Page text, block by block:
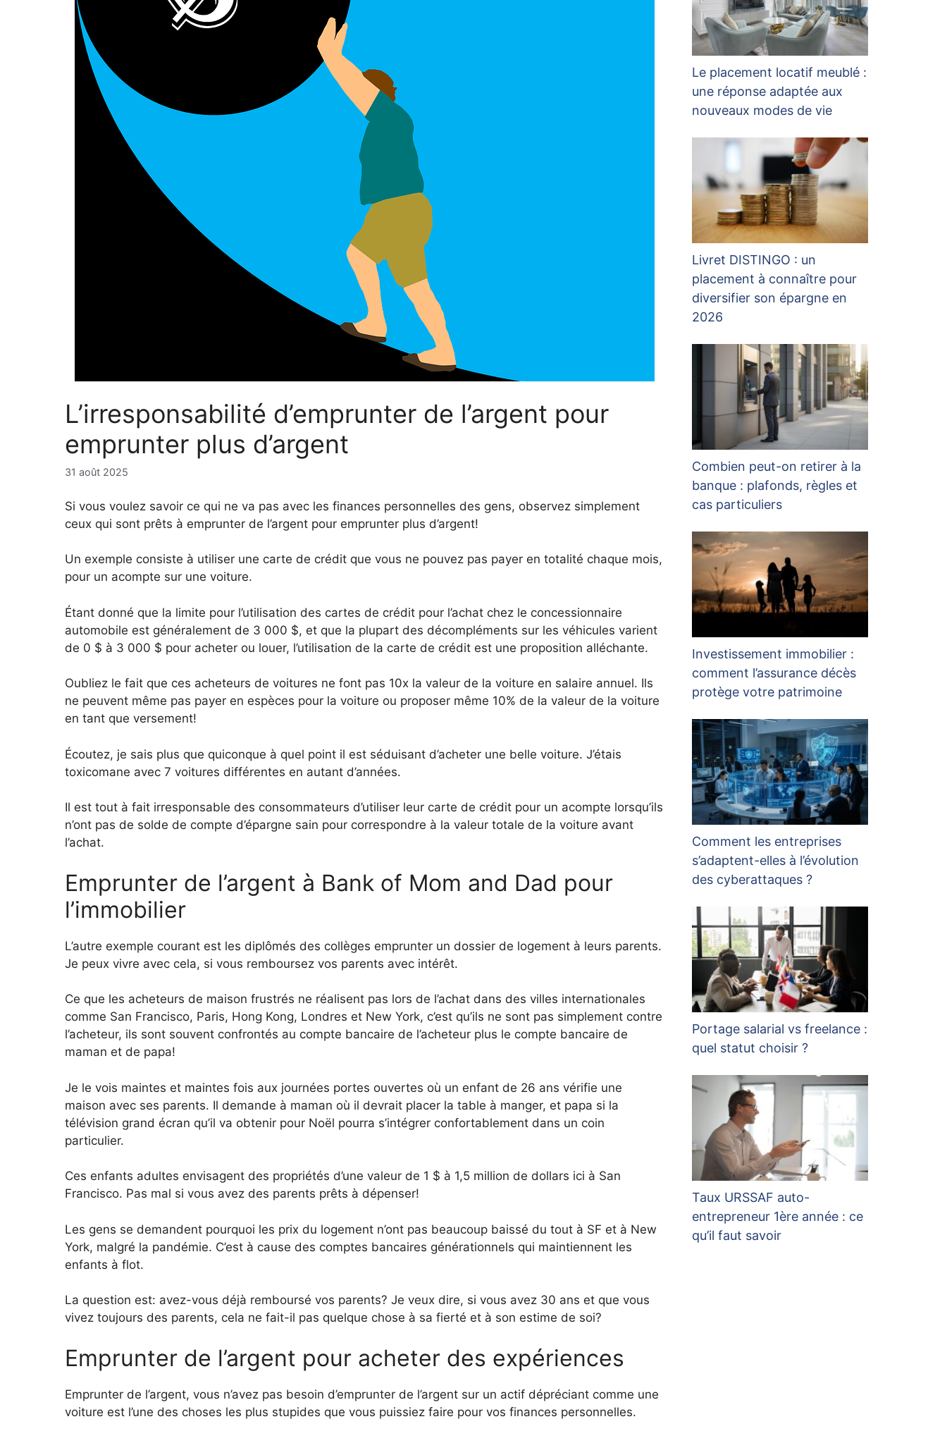
L’irresponsabilité d’emprunter de l’argent pour
emprunter plus d’argent
31 août 2025
Si vous voulez savoir ce qui ne va pas avec les finances personnelles des gens, observez simplement
ceux qui sont prêts à emprunter de l’argent pour emprunter plus d’argent!
Un exemple consiste à utiliser une carte de crédit que vous ne pouvez pas payer en totalité chaque mois,
pour un acompte sur une voiture.
Étant donné que la limite pour l’utilisation des cartes de crédit pour l’achat chez le concessionnaire
automobile est généralement de 3 000 $, et que la plupart des décompléments sur les véhicules varient
de 0 $ à 3 000 $ pour acheter ou louer, l’utilisation de la carte de crédit est une proposition alléchante.
Oubliez le fait que ces acheteurs de voitures ne font pas 10x la valeur de la voiture en salaire annuel. Ils
ne peuvent même pas payer en espèces pour la voiture ou proposer même 10% de la valeur de la voiture
en tant que versement!
Écoutez, je sais plus que quiconque à quel point il est séduisant d’acheter une belle voiture. J’étais
toxicomane avec 7 voitures différentes en autant d’années.
Il est tout à fait irresponsable des consommateurs d’utiliser leur carte de crédit pour un acompte lorsqu’ils
n’ont pas de solde de compte d’épargne sain pour correspondre à la valeur totale de la voiture avant
l’achat.
Emprunter de l’argent à Bank of Mom and Dad pour
l’immobilier
L’autre exemple courant est les diplômés des collèges emprunter un dossier de logement à leurs parents.
Je peux vivre avec cela, si vous remboursez vos parents avec intérêt.
Ce que les acheteurs de maison frustrés ne réalisent pas lors de l’achat dans des villes internationales
comme San Francisco, Paris, Hong Kong, Londres et New York, c’est qu’ils ne sont pas simplement contre
l’acheteur, ils sont souvent confrontés au compte bancaire de l’acheteur plus le compte bancaire de
maman et de papa!
Je le vois maintes et maintes fois aux journées portes ouvertes où un enfant de 26 ans vérifie une
maison avec ses parents. Il demande à maman où il devrait placer la table à manger, et papa si la
télévision grand écran qu’il va obtenir pour Noël pourra s’intégrer confortablement dans un coin
particulier.
Ces enfants adultes envisagent des propriétés d’une valeur de 1 $ à 1,5 million de dollars ici à San
Francisco. Pas mal si vous avez des parents prêts à dépenser!
Les gens se demandent pourquoi les prix du logement n’ont pas beaucoup baissé du tout à SF et à New
York, malgré la pandémie. C’est à cause des comptes bancaires générationnels qui maintiennent les
enfants à flot.
La question est: avez-vous déjà remboursé vos parents? Je veux dire, si vous avez 30 ans et que vous
vivez toujours des parents, cela ne fait-il pas quelque chose à sa fierté et à son estime de soi?
Emprunter de l’argent pour acheter des expériences
Emprunter de l’argent, vous n’avez pas besoin d’emprunter de l’argent sur un actif dépréciant comme une
voiture est l’une des choses les plus stupides que vous puissiez faire pour vos finances personnelles.
Le placement locatif meublé :
une réponse adaptée aux
nouveaux modes de vie
Livret DISTINGO : un
placement à connaître pour
diversifier son épargne en
2026
Combien peut-on retirer à la
banque : plafonds, règles et
cas particuliers
Investissement immobilier :
comment l’assurance décès
protège votre patrimoine
Comment les entreprises
s’adaptent-elles à l’évolution
des cyberattaques ?
Portage salarial vs freelance :
quel statut choisir ?
Taux URSSAF auto-
entrepreneur 1ère année : ce
qu’il faut savoir